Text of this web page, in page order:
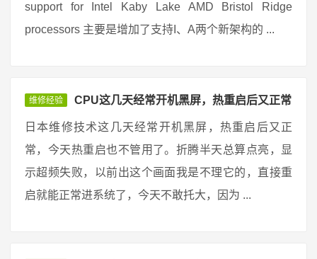
support for Intel Kaby Lake AMD Bristol Ridge
processors 主要是增加了支持I、A两个新架构的 ...
维修经验 CPU这几天经常开机黑屏，热重启后又正常
日本维修技术这几天经常开机黑屏，热重启后又正
常，今天热重启也不管用了。折腾半天总算点亮，显
示超频失败，以前出这个画面我是不理它的，直接重
启就能正常进系统了，今天不敢托大，因为 ...